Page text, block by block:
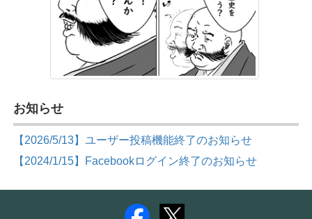
お知らせ
【2026/5/13】ユーザー投稿機能終了のお知らせ
【2024/1/15】Facebookログイン終了のお知らせ